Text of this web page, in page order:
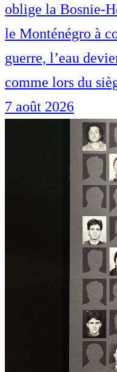
oblige la Bosnie-
le Monténégro à
guerre, l’eau
comme lors du
7 août 2026